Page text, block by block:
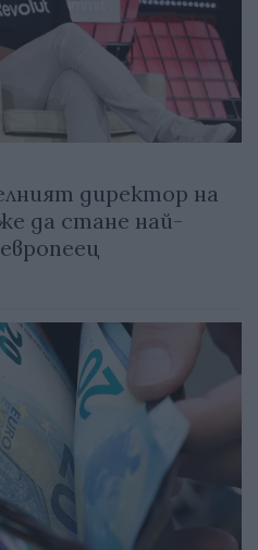
директор на
да стане най-